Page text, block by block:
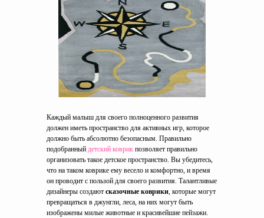
Каждый малыш для своего полноценного развития
должен иметь пространство для активных игр, которое
должно быть абсолютно безопасным. Правильно
подобранный детский коврик позволяет правильно
организовать такое детское пространство. Вы убедитесь,
что на таком коврике ему весело и комфортно, и время
он проводит с пользой для своего развития. Талантливые
дизайнеры создают сказочные коврики, которые могут
превращаться в джунгли, леса, на них могут быть
изображены милые животные и красивейшие пейзажи.